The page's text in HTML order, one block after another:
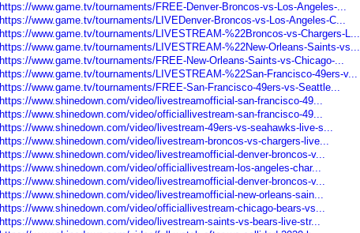
https://www.game.tv/tournaments/FREE-Denver-Broncos-vs-Los-Angeles-...
https://www.game.tv/tournaments/LIVEDenver-Broncos-vs-Los-Angeles-C...
https://www.game.tv/tournaments/LIVESTREAM-%22Broncos-vs-Chargers-L...
https://www.game.tv/tournaments/LIVESTREAM-%22New-Orleans-Saints-vs...
https://www.game.tv/tournaments/FREE-New-Orleans-Saints-vs-Chicago-...
https://www.game.tv/tournaments/LIVESTREAM-%22San-Francisco-49ers-v...
https://www.game.tv/tournaments/FREE-San-Francisco-49ers-vs-Seattle...
https://www.shinedown.com/video/livestreamofficial-san-francisco-49...
https://www.shinedown.com/video/officiallivestream-san-francisco-49...
https://www.shinedown.com/video/livestream-49ers-vs-seahawks-live-s...
https://www.shinedown.com/video/livestream-broncos-vs-chargers-live...
https://www.shinedown.com/video/livestreamofficial-denver-broncos-v...
https://www.shinedown.com/video/officiallivestream-los-angeles-char...
https://www.shinedown.com/video/livestreamofficial-denver-broncos-v...
https://www.shinedown.com/video/livestreamofficial-new-orleans-sain...
https://www.shinedown.com/video/officiallivestream-chicago-bears-vs...
https://www.shinedown.com/video/livestream-saints-vs-bears-live-str...